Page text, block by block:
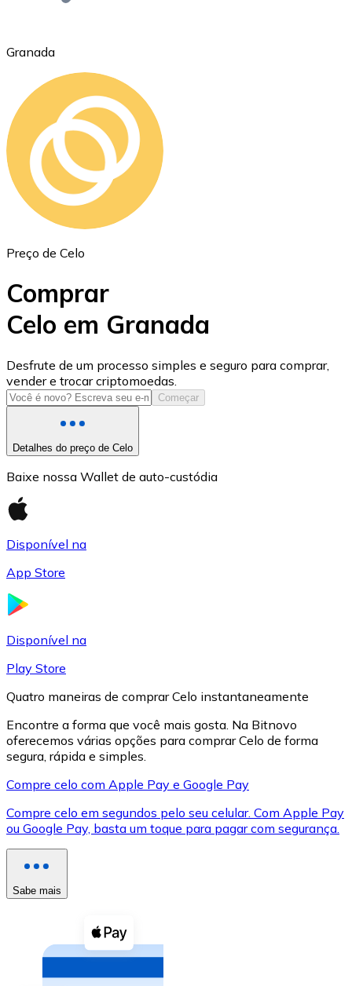
Ethereum
ETH
USD Coin
USDC
XRP
XRP
Cupons cripto
Granada
Preço de Celo
Comprar
Celo em Granada
Desfrute de um processo simples e seguro para comprar,
vender e trocar criptomoedas.
Começar
Detalhes do preço de Celo
Baixe nossa Wallet de auto-custódia
Disponível na
App Store
Disponível na
Play Store
Quatro maneiras de comprar Celo instantaneamente
Encontre a forma que você mais gosta. Na Bitnovo
oferecemos várias opções para comprar Celo de forma
segura, rápida e simples.
Compre celo com Apple Pay e Google Pay
Compre celo em segundos pelo seu celular. Com Apple Pay
ou Google Pay, basta um toque para pagar com segurança.
Sabe mais